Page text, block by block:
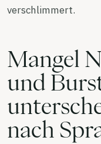
verschlimmert.
Mangel
und
nach